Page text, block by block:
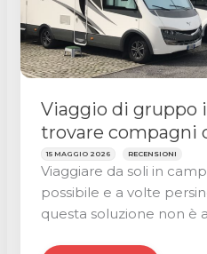
Viaggio di gruppo
trovare compagni
15 MAGGIO 2026 RECENSIONI
Viaggiare da soli in
possibile e a volte
questa soluzione non è